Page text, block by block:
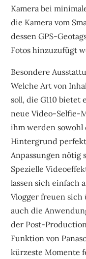
Kamera bei
die Kamera vom
dessen GPS-
Fotos hinzuzufügt
Besondere
Welche Art von
soll, die G110
neue Video-Selfie-
ihm werden sowohl
Hintergrund perfekt
Anpassungen nötig
Spezielle
lassen sich einfach
Vlogger freuen
auch die
der Post-
Funktion von
kürzeste Momente